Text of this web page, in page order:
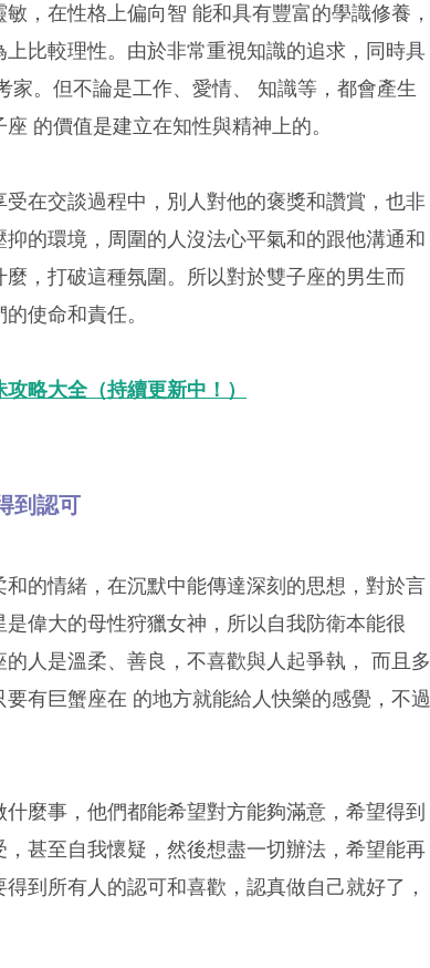
，在性格上偏向智 能和具有豐富的學識修養，
比較理性。由於非常重視知識的追求，同時具
。但不論是工作、愛情、 知識等，都會產生
的價值是建立在知性與精神上的。
在交談過程中，別人對他的褒獎和讚賞，也非
的環境，周圍的人沒法心平氣和的跟他溝通和
，打破這種氛圍。所以對於雙子座的男生而
使命和責任。
略大全（持續更新中！）
到認可
的情緒，在沉默中能傳達深刻的思想，對於言
偉大的母性狩獵女神，所以自我防衛本能很
人是溫柔、善良，不喜歡與人起爭執， 而且多
有巨蟹座在 的地方就能給人快樂的感覺，不過
麼事，他們都能希望對方能夠滿意，希望得到
甚至自我懷疑，然後想盡一切辦法，希望能再
到所有人的認可和喜歡，認真做自己就好了，